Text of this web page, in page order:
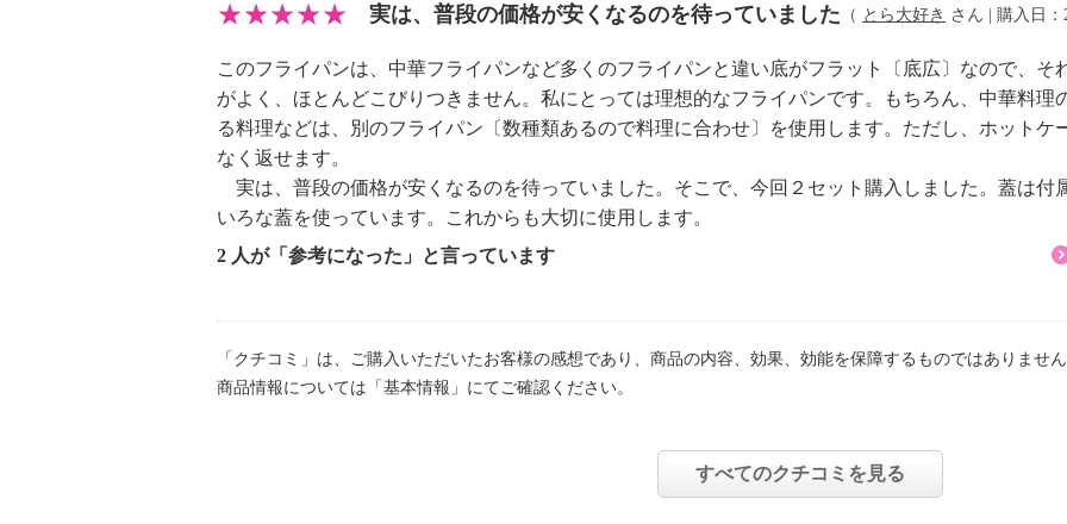
実は、普段の価格が安くなるのを待っていました （ とら大好き さん | 購入日：
このフライパンは、中華フライパンなど多くのフライパンと違い底がフラット〔底広〕なので、そ
がよく、ほとんどこびりつきません。私にとっては理想的なフライパンです。もちろん、中華料理
る料理などは、別のフライパン〔数種類あるので料理に合わせ〕を使用します。ただし、ホットケ
なく返せます。
実は、普段の価格が安くなるのを待っていました。そこで、今回２セット購入しました。蓋は付
いろな蓋を使っています。これからも大切に使用します。
2 人が「参考になった」と言っています
「クチコミ」は、ご購入いただいたお客様の感想であり、商品の内容、効果、効能を保障するものではありませ
商品情報については「基本情報」にてご確認ください。
すべてのクチコミを見る